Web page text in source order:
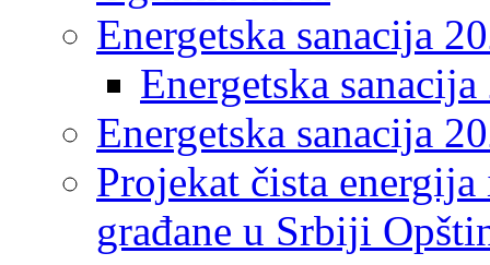
Energetska sanacija
Energetska
Energetska sanacija
Projekat čista
građane u Srbiji